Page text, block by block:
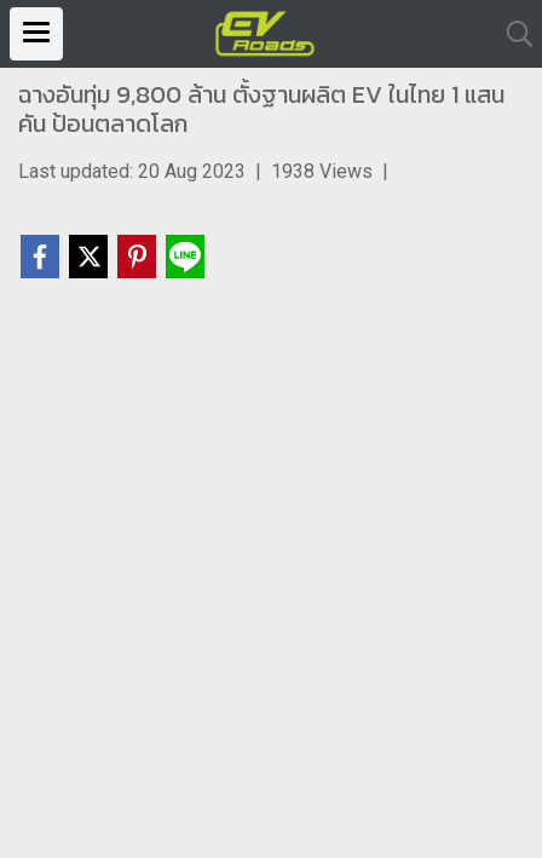
ฉางอันทุ่ม 9,800 ล้าน ตั้งฐานผลิต EV ในไทย 1 แสน
คัน ป้อนตลาดโลก
Last updated: 20 Aug 2023 | 1938 Views |